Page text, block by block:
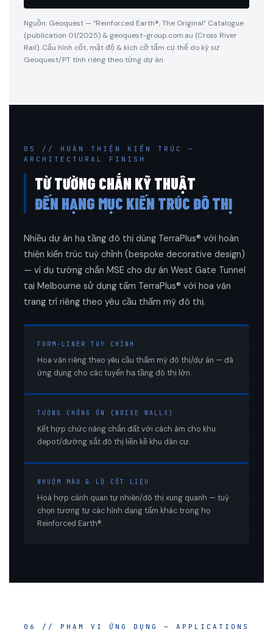
Nguồn: Geoquest — “Reinforced Earth®, The Original” Catalogue
(publication 01/2025) & geoquest-group.com.au (Cross River
Rail). Cấu hình cốt, mật độ & kích cỡ tấm cụ thể do kỹ sư
Geoquest/PT tính riêng theo từng dự án.
05 // HOÀN THIỆN KIẾN TRÚC —
ARCHITECTURAL FINISH
TỪ TƯỜNG CHẮN KỸ THUẬT
ĐẾN HẠNG MỤC KIẾN TRÚC ĐÔ THỊ
Nhiều dự án hạ tầng đô thị dùng TerraPlus® với hoàn
thiện kiến trúc tuỳ chỉnh (bespoke decorative design)
— ví dụ tường chắn MSE cho dự án West Gate Tunnel
tại Melbourne sử dụng tấm TerraPlus® với hoa văn
trang trí riêng theo yêu cầu thẩm mỹ đô thị.
FORM-LINER TUỲ CHỈNH
Hoa văn riêng theo yêu cầu thẩm mỹ đô thị/dự án — đã
ứng dụng cho các tuyến hạ tầng đô thị lớn.
TƯỜNG CHỐNG ỒN (NOISE WALLS)
Kết hợp chức năng chắn đất với cách âm cho khu
depot/đường sắt đô thị liền kề khu dân cư.
NHUỘM MÀU & LỘ CỐT LIỆU
Hoà hợp cảnh quan tự nhiên/đô thị xung quanh — tuỳ
chọn tương tự các hình dạng tấm khác trong họ
Reinforced Earth®.
06 // PHẠM VI ỨNG DỤNG — APPLICATIONS